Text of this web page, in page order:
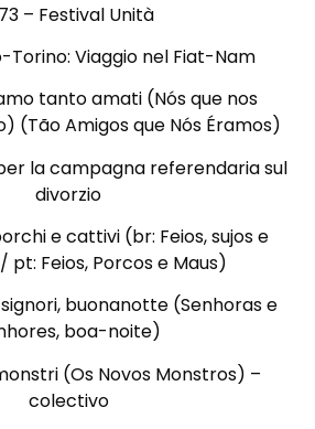
– Festival Unità
Torino: Viaggio nel Fiat-Nam
tanto amati (Nós que nos
(Tão Amigos que Nós Éramos)
la campagna referendaria sul
divorzio
e cattivi (br: Feios, sujos e
pt: Feios, Porcos e Maus)
signori, buonanotte (Senhoras e
boa-noite)
(Os Novos Monstros) –
colectivo